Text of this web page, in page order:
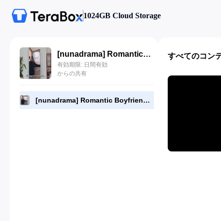
1024GB Cloud Storage
[nunadrama] Romantic Boyfriend Episode 8.720p.mp4
有効期限: 日間有効
からの共有
[nunadrama] Romantic Boyfriend Episode 8.720p.mp4
すべてのコン